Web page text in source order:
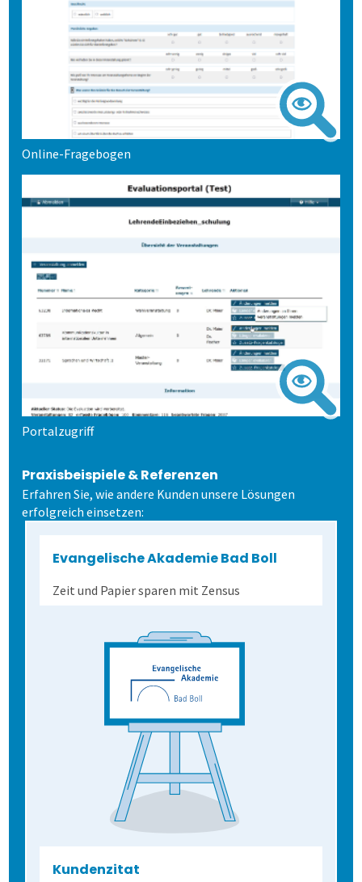
Online-Fragebogen
Portalzugriff
Praxisbeispiele & Referenzen
Erfahren Sie, wie andere Kunden unsere Lösungen
erfolgreich einsetzen:
Evangelische Akademie Bad Boll
Zeit und Papier sparen mit Zensus
Kundenzitat